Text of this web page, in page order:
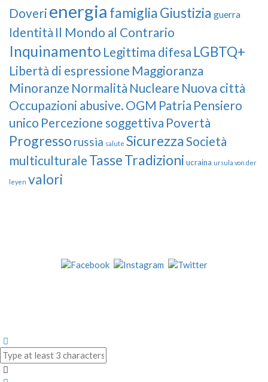
Doveri energia famiglia Giustizia guerra
Identità Il Mondo al Contrario
Inquinamento Legittima difesa LGBTQ+
Libertà di espressione Maggioranza
Minoranze Normalità Nucleare Nuova città
Occupazioni abusive. OGM Patria Pensiero
unico Percezione soggettiva Povertà
Progresso russia salute Sicurezza Società
multiculturale TasseTradizioni ucraina ursula von der
leyen valori